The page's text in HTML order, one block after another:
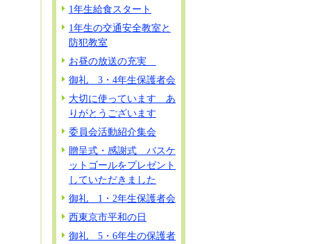
1年生給食スタート
1年生の交通安全教室と
防犯教室
お昼の放送の充実
御礼 3・4年生保護者会
大切に使っています あ
りがとうございます
委員会活動紹介集会
贈呈式・感謝式 バスケ
ットゴールをプレゼント
していただきました
御礼 1・2年生保護者会
西東京市平和の日
御礼 5・6年生の保護者